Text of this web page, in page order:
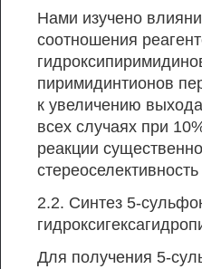
Нами изучено
соотношения
пиримидинтионов
к увеличению
всех случаях при
реакции
2.2. Синтез 5-
Для получения 5-